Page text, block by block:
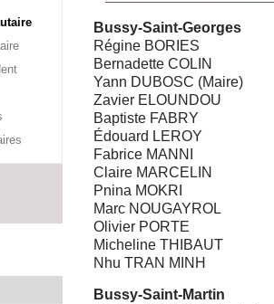
Bussy-Saint-Georges
Régine BORIES
Bernadette COLIN
Yann DUBOSC (Maire)
Zavier ELOUNDOU
Baptiste FABRY
Édouard LEROY
Fabrice MANNI
Claire MARCELIN
Pnina MOKRI
Marc NOUGAYROL
Olivier PORTE
Micheline THIBAUT
Nhu TRAN MINH
Bussy-Saint-Martin